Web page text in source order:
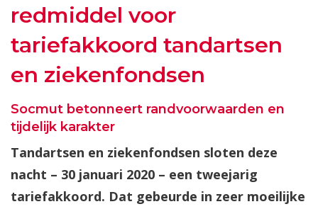
redmiddel voor
tariefakkoord tandartsen
en ziekenfondsen
Socmut betonneert randvoorwaarden en
tijdelijk karakter
Tandartsen en ziekenfondsen sloten deze
nacht – 30 januari 2020 – een tweejarig
tariefakkoord. Dat gebeurde in zeer moeilijke